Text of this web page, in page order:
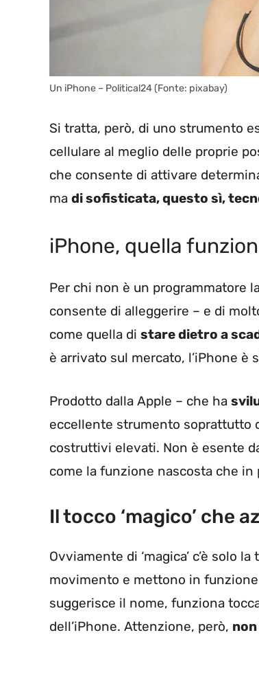
Un iPhone – Political24 (Fonte: pixabay)
Si tratta, però, di uno strumento
cellulare al meglio delle proprie
che consente di attivare
ma di sofisticata, questo sì,
iPhone, quella
Per chi non è un programmatore
consente di alleggerire – e di
come quella di stare dietro a
è arrivato sul mercato, l’iPhone
Prodotto dalla Apple – che ha
eccellente strumento soprattutto
costruttivi elevati. Non è esente
come la funzione nascosta che
Il tocco ‘magico’ che
Ovviamente di ‘magica’ c’è solo
movimento e mettono in funzione
suggerisce il nome, funziona
dell’iPhone. Attenzione, però,